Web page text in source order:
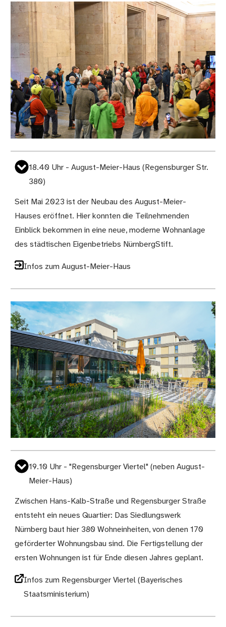
18.40 Uhr - August-Meier-Haus (Regensburger Str.
380)
Seit Mai 2023 ist der Neubau des August-Meier-
Hauses eröffnet. Hier konnten die Teilnehmenden
Einblick bekommen in eine neue, moderne Wohnanlage
des städtischen Eigenbetriebs NürnbergStift.
Infos zum August-Meier-Haus
19.10 Uhr - "Regensburger Viertel" (neben August-
Meier-Haus)
Zwischen Hans-Kalb-Straße und Regensburger Straße
entsteht ein neues Quartier: Das Siedlungswerk
Nürnberg baut hier 380 Wohneinheiten, von denen 170
geförderter Wohnungsbau sind. Die Fertigstellung der
ersten Wohnungen ist für Ende diesen Jahres geplant.
Infos zum Regensburger Viertel (Bayerisches
Staatsministerium)